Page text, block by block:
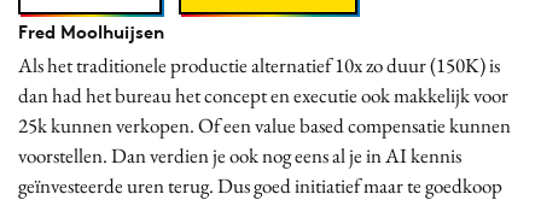
Fred Moolhuijsen
Als het traditionele productie alternatief 10x zo duur (150K) is
dan had het bureau het concept en executie ook makkelijk voor
25k kunnen verkopen. Of een value based compensatie kunnen
voorstellen. Dan verdien je ook nog eens al je in AI kennis
geïnvesteerde uren terug. Dus goed initiatief maar te goedkoop